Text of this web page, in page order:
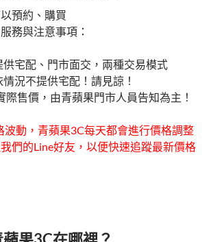
預約、購買
務與注意事項：
宅配、門市面交，兩種交易模式
況不提供宅配！請見諒！
際售價，由青蘋果門市人員告知為主！
波動，青蘋果3C每天都會進行價格調整
們的Line好友，以便快速追蹤最新價格